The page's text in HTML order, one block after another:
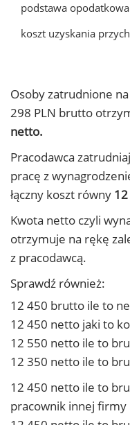
podstawa
koszt uzyskania
Osoby zatrudnione
298 PLN brutto
netto.
Pracodawca
pracę z
łączny koszt równy
Kwota netto czyli
otrzymuje na rękę
z pracodawcą.
Sprawdź również:
12 450 brutto ile to
12 450 netto jaki to
12 550 netto ile to
12 350 netto ile to
12 450 netto ile to
pracownik innej firmy